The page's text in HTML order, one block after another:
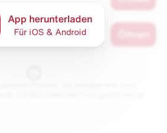
App herunterladen
Für iOS & Android